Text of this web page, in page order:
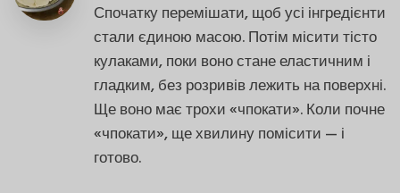
Спочатку перемішати, щоб усі інгредієнти
стали єдиною масою. Потім місити тісто
кулаками, поки воно стане еластичним і
гладким, без розривів лежить на поверхні.
Ще воно має трохи «чпокати». Коли почне
«чпокати», ще хвилину помісити — і
готово.